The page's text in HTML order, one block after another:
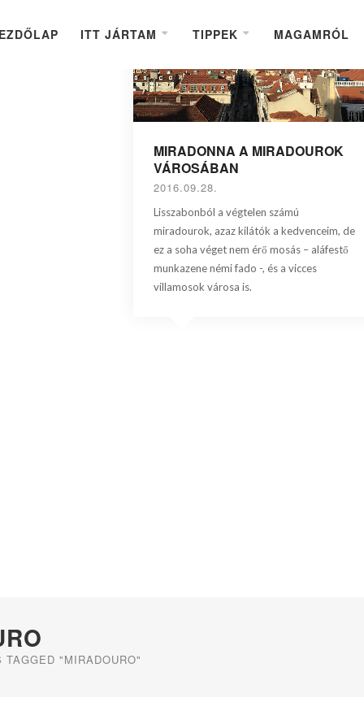
ITT JÁRTAM TIPPEK MAGAMRÓL
MIRADONNA A MIRADOUROK
VÁROSÁBAN
2016.09.28.
Lisszabonból a végtelen számú
miradourok, azaz kilátók a kedvenceim, de
ez a soha véget nem érő mosás – aláfestő
munkazene némi fado -, és a vicces
villamosok városa is.
TAGGED "MIRADOURO"